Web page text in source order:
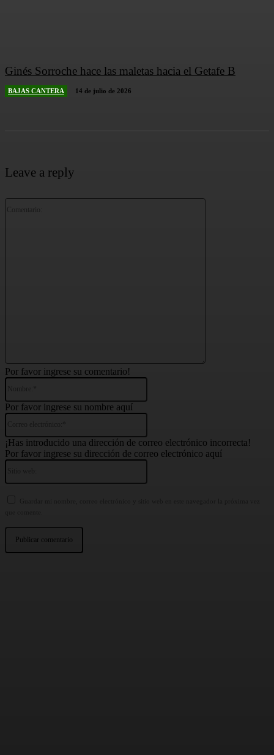
Ginés Sorroche hace las maletas hacia el Getafe B
BAJAS CANTERA 14 de julio de 2026
Leave a reply
Comentario:
Por favor ingrese su comentario!
Por favor ingrese su nombre aquí
¡Has introducido una dirección de correo electrónico incorrecta!
Por favor ingrese su dirección de correo electrónico aquí